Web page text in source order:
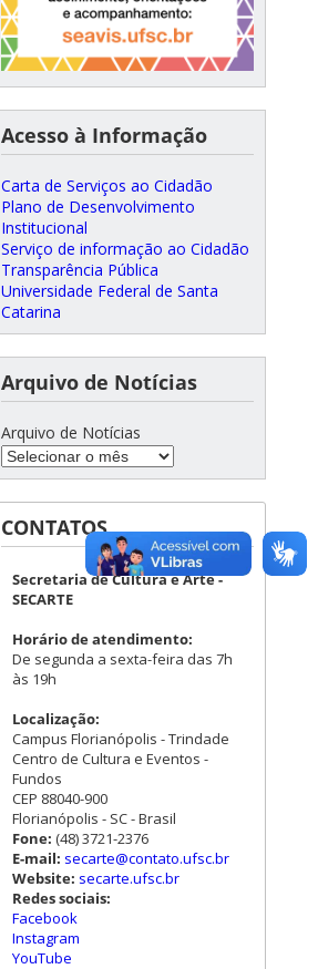
Acesso à Informação
Carta de Serviços ao Cidadão
Plano de Desenvolvimento
Institucional
Serviço de informação ao Cidadão
Transparência Pública
Universidade Federal de Santa
Catarina
Arquivo de Notícias
Arquivo de Notícias
CONTATOS
Secretaria de Cultura e Arte -
SECARTE
Horário de atendimento:
De segunda a sexta-feira das 7h
às 19h
Localização:
Campus Florianópolis - Trindade
Centro de Cultura e Eventos -
Fundos
CEP 88040-900
Florianópolis - SC - Brasil
Fone: (48) 3721-2376
E-mail: secarte@contato.ufsc.br
Website: secarte.ufsc.br
Redes sociais:
Facebook
Instagram
YouTube